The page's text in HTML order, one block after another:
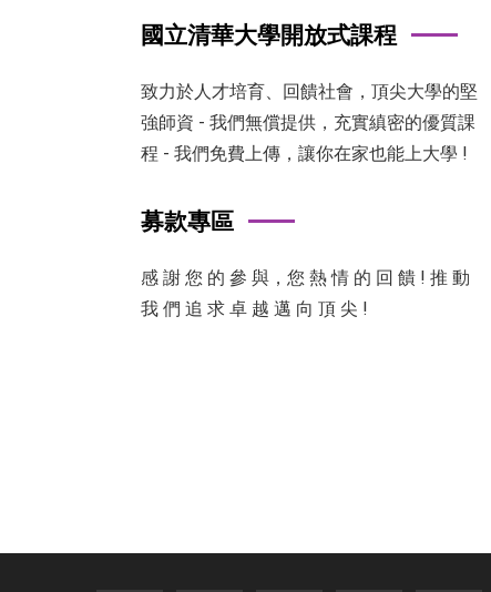
國立清華大學開放式課程
致力於人才培育、回饋社會，頂尖大學的堅
強師資 - 我們無償提供，充實縝密的優質課
程 - 我們免費上傳，讓你在家也能上大學 !
募款專區
感 謝 您 的 參 與，您 熱 情 的 回 饋 ! 推 動
我 們 追 求 卓 越 邁 向 頂 尖 !